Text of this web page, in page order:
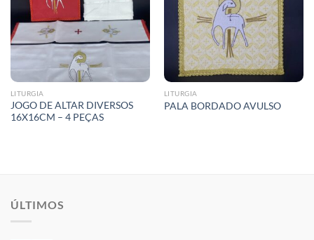
LITURGIA
JOGO DE ALTAR DIVERSOS
16X16CM – 4 PEÇAS
LITURGIA
PALA BORDADO AVULSO
ÚLTIMOS